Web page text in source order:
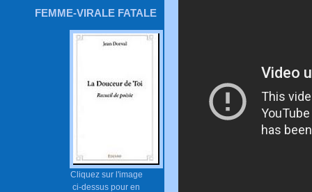
FEMME-VIRALE FATALE
Cliquez sur l'image
ci-dessus pour en